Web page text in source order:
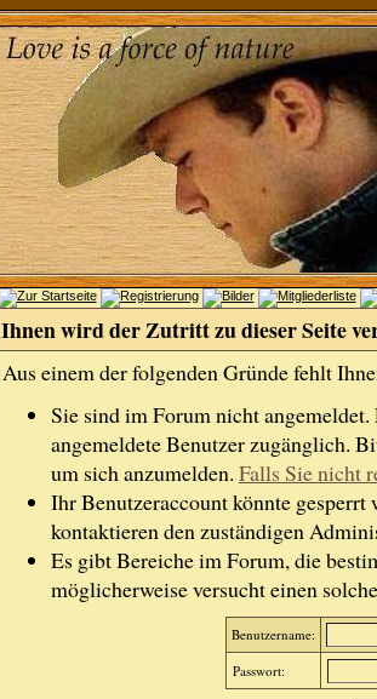
Ihnen wird der Zutritt zu dieser Seite
Aus einem der folgenden Gründe fehlt
Sie sind im Forum nicht
angemeldete Benutzer zugänglich.
um sich anzumelden. Falls Sie nicht
Ihr Benutzeraccount könnte gesperrt
kontaktieren den zuständigen
Es gibt Bereiche im Forum, die
möglicherweise versucht einen
Benutzername:
Passwort: